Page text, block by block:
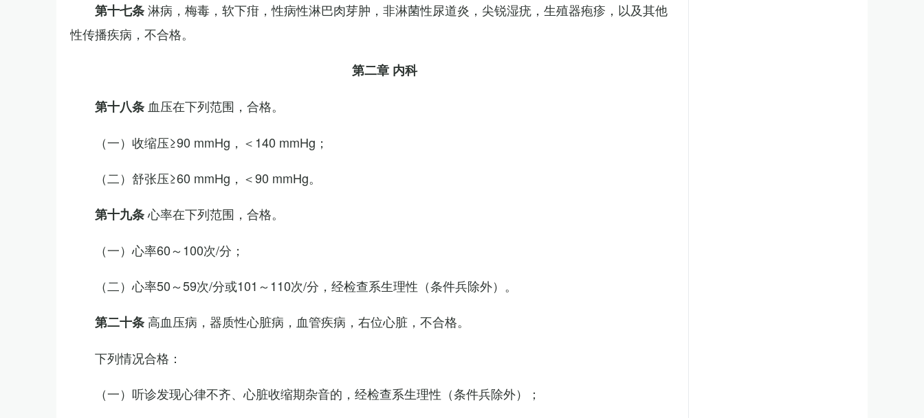
第十七条淋病，梅毒，软下疳，性病性淋巴肉芽肿，非淋菌性尿道炎，尖锐湿疣，生殖器疱疹，以及其他
性传播疾病，不合格。
第二章 内科
第十八条 血压在下列范围，合格。
（一）收缩压≥90 mmHg，＜140 mmHg；
（二）舒张压≥60 mmHg，＜90 mmHg。
第十九条心率在下列范围，合格。
（一）心率60～100次/分；
（二）心率50～59次/分或101～110次/分，经检查系生理性（条件兵除外）。
第二十条 高血压病，器质性心脏病，血管疾病，右位心脏，不合格。
下列情况合格：
（一）听诊发现心律不齐、心脏收缩期杂音的，经检查系生理性（条件兵除外）；